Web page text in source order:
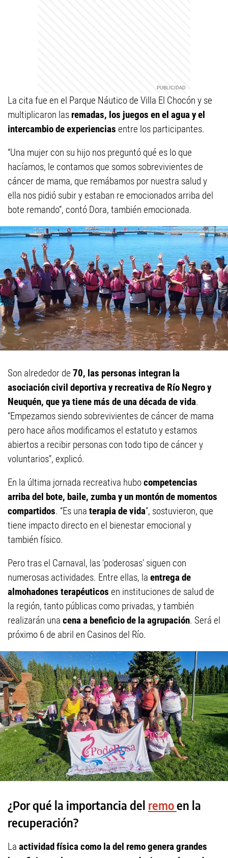
La cita fue en el Parque Náutico de Villa El Chocón y se
multiplicaron las remadas, los juegos en el agua y el
intercambio de experiencias entre los participantes.
“Una mujer con su hijo nos preguntó qué es lo que
hacíamos, le contamos que somos sobrevivientes de
cáncer de mama, que remábamos por nuestra salud y
ella nos pidió subir y estaban re emocionados arriba del
bote remando”, contó Dora, también emocionada.
Son alrededor de 70, las personas integran la
asociación civil deportiva y recreativa de Río Negro y
Neuquén, que ya tiene más de una década de vida.
“Empezamos siendo sobrevivientes de cáncer de mama
pero hace años modificamos el estatuto y estamos
abiertos a recibir personas con todo tipo de cáncer y
voluntarios”, explicó.
En la última jornada recreativa hubocompetencias
arriba del bote, baile, zumba y un montón de momentos
compartidos. “Es una terapia de vida”, sostuvieron, que
tiene impacto directo en el bienestar emocional y
también físico.
Pero tras el Carnaval, las ‘poderosas’ siguen con
numerosas actividades. Entre ellas, la entrega de
almohadones terapéuticos en instituciones de salud de
la región, tanto públicas como privadas, y también
realizarán una cena a beneficio de la agrupación. Será el
próximo 6 de abril en Casinos del Río.
¿Por qué la importancia del remoen la
recuperación?
La actividad física como la del remo genera grandes